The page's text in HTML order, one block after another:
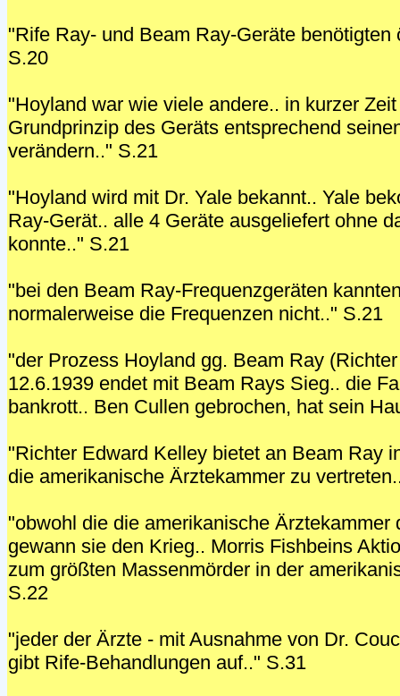
"Rife Ray- und Beam Ray-Geräte benötigten
S.20
"Hoyland war wie viele andere.. in kurzer
Grundprinzip des Geräts entsprechend
verändern.." S.21
"Hoyland wird mit Dr. Yale bekannt.. Yale
Ray-Gerät.. alle 4 Geräte ausgeliefert ohne
konnte.." S.21
"bei den Beam Ray-Frequenzgeräten
normalerweise die Frequenzen nicht.." S.21
"der Prozess Hoyland gg. Beam Ray
12.6.1939 endet mit Beam Rays Sieg.. die
bankrott.. Ben Cullen gebrochen, hat sein
"Richter Edward Kelley bietet an Beam Ray
die amerikanische Ärztekammer zu
"obwohl die die amerikanische Ärztekammer
gewann sie den Krieg.. Morris Fishbeins
zum größten Massenmörder in der
S.22
"jeder der Ärzte - mit Ausnahme von Dr.
gibt Rife-Behandlungen auf.." S.31